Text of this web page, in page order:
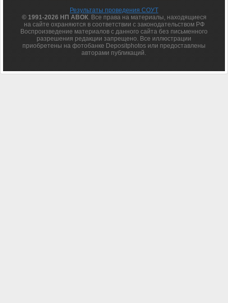
Результаты проведения СОУТ
© 1991-2026 НП АВОК. Все права на материалы, находящиеся
на сайте охраняются в соответствии с законодательством РФ
Воспроизведение материалов с данного сайта без письменного
разрешения редакции запрещено. Все иллюстрации
приобретены на фотобанке Depositphotos или предоставлены
авторами публикаций.